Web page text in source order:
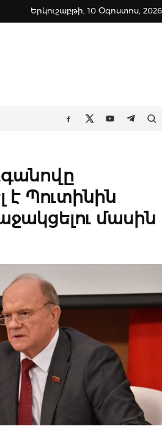
Երկուշաբթի, 10 Օգոստոս, 2026
Facebook
TwitterYoutube
է Պուտինին
մասին